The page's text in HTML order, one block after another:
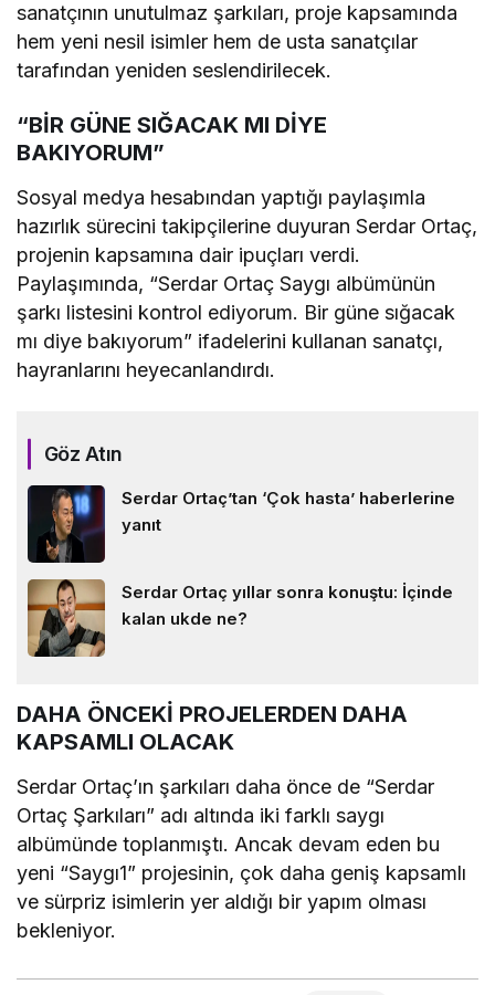
sanatçının unutulmaz şarkıları, proje kapsamında
hem yeni nesil isimler hem de usta sanatçılar
tarafından yeniden seslendirilecek.
“BİR GÜNE SIĞACAK MI DİYE
BAKIYORUM”
Sosyal medya hesabından yaptığı paylaşımla
hazırlık sürecini takipçilerine duyuran Serdar Ortaç,
projenin kapsamına dair ipuçları verdi.
Paylaşımında, “Serdar Ortaç Saygı albümünün
şarkı listesini kontrol ediyorum. Bir güne sığacak
mı diye bakıyorum” ifadelerini kullanan sanatçı,
hayranlarını heyecanlandırdı.
Göz Atın
Serdar Ortaç’tan ‘Çok hasta’ haberlerine
yanıt
Serdar Ortaç yıllar sonra konuştu: İçinde
kalan ukde ne?
DAHA ÖNCEKİ PROJELERDEN DAHA
KAPSAMLI OLACAK
Serdar Ortaç’ın şarkıları daha önce de “Serdar
Ortaç Şarkıları” adı altında iki farklı saygı
albümünde toplanmıştı. Ancak devam eden bu
yeni “Saygı1” projesinin, çok daha geniş kapsamlı
ve sürpriz isimlerin yer aldığı bir yapım olması
bekleniyor.